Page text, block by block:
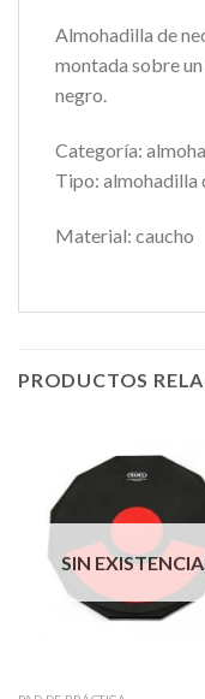
Almohadilla de
montada sobre
negro.
Categoría:
Tipo: almohadilla
Material: caucho
PRODUCTOS
SIN